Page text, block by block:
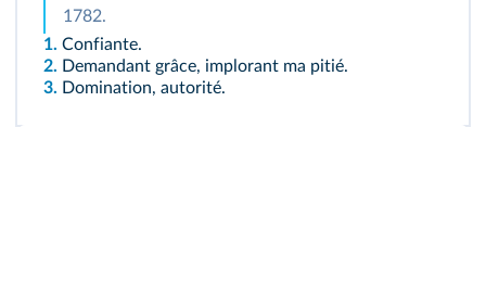
1782.
1. Confiante.
2. Demandant grâce, implorant ma pitié.
3. Domination, autorité.